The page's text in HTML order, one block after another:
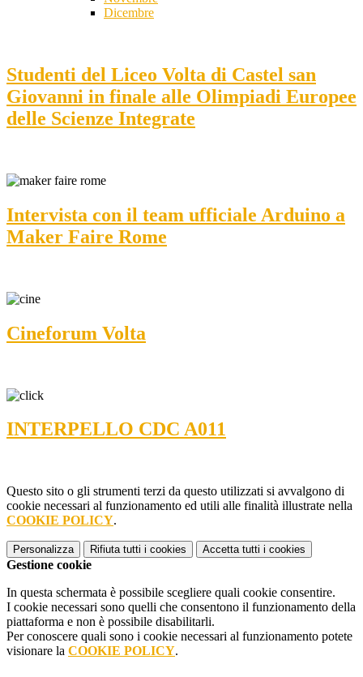
Dicembre
Studenti del Liceo Volta di Castel san
Giovanni in finale alle Olimpiadi Europee
delle Scienze Integrate
Intervista con il team ufficiale Arduino a
Maker Faire Rome
Cineforum Volta
INTERPELLO CDC A011
Questo sito o gli strumenti terzi da questo utilizzati si avvalgono di
cookie necessari al funzionamento ed utili alle finalità illustrate nella
COOKIE POLICY.
Personalizza Rifiuta tutti i cookies Accetta tutti i cookies
Gestione cookie
In questa schermata è possibile scegliere quali cookie consentire.
I cookie necessari sono quelli che consentono il funzionamento della
piattaforma e non è possibile disabilitarli.
Per conoscere quali sono i cookie necessari al funzionamento potete
visionare la COOKIE POLICY.